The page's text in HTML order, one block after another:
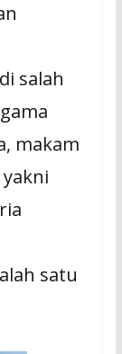
salah
makam
satu